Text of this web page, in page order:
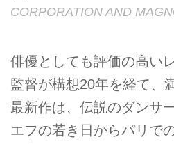
CORPORATION AND
俳優としても評価の高い
監督が構想20年を経て、
最新作は、伝説のダンサ
エフの若き日からパリで